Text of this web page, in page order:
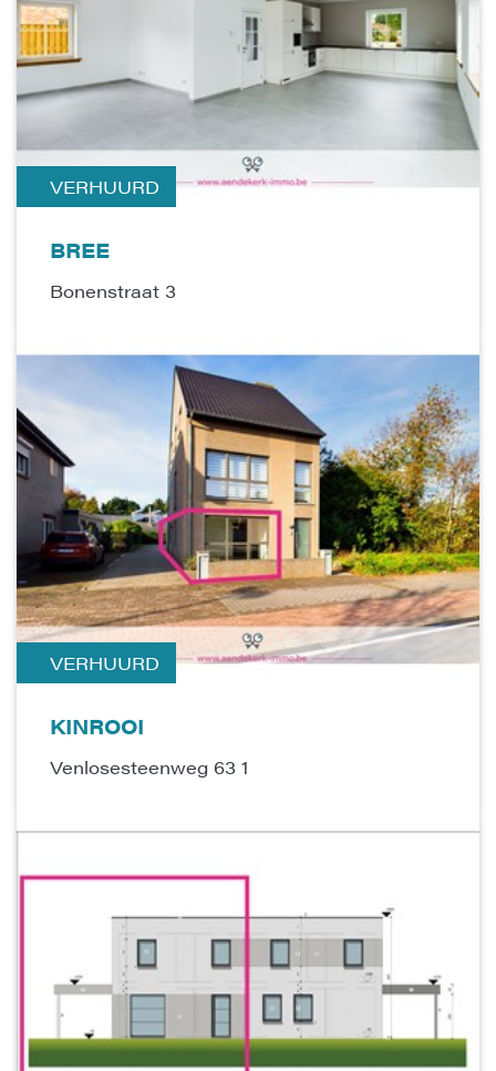
VERHUURD
BREE
Bonenstraat 3
VERHUURD
KINROOI
Venlosesteenweg 63 1